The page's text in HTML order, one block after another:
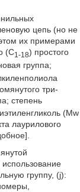
цепь (но не
их примерами
(C1-18) простого
группа;
три-
степень
(Mw
лаурилового
группу, (j):